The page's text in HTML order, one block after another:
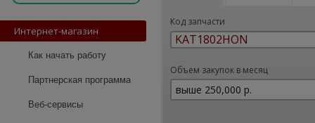
Интернет-магазин
Как начать работу
Партнерская программа
Веб-сервисы
Код запчасти
Объем закупок в месяц